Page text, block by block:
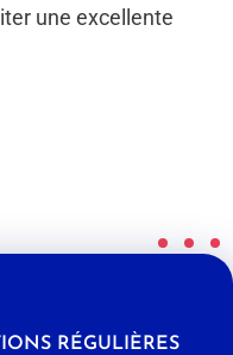
une excellente
RÉGULIÈRES